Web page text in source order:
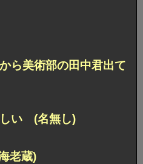
ら美術部の田中君出て
しい (名無し)
老蔵)